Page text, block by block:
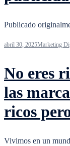
Publicado
abril 30, 2025Marketing
No eres
las
ricos
Vivimos en un